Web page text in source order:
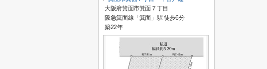
大阪府箕面市箕面７丁目
阪急箕面線「箕面」駅 徒歩6分
築22年